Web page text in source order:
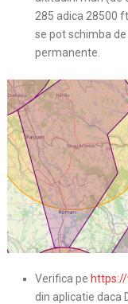
285 adica 28500
se pot schimba
permanente.
Verifica pe
din aplicatie daca